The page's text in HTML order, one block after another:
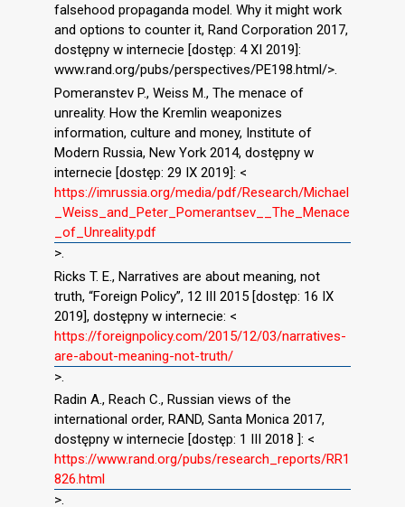
falsehood propaganda model. Why it might work
and options to counter it, Rand Corporation 2017,
dostępny w internecie [dostęp: 4 XI 2019]:
www.rand.org/pubs/perspectives/PE198.html/>.
Pomeranstev P., Weiss M., The menace of
unreality. How the Kremlin weaponizes
information, culture and money, Institute of
Modern Russia, New York 2014, dostępny w
internecie [dostęp: 29 IX 2019]: <
https://imrussia.org/media/pdf/Research/Michael
_Weiss_and_Peter_Pomerantsev__The_Menace
_of_Unreality.pdf
>.
Ricks T. E., Narratives are about meaning, not
truth, “Foreign Policy”, 12 III 2015 [dostęp: 16 IX
2019], dostępny w internecie: <
https://foreignpolicy.com/2015/12/03/narratives-
are-about-meaning-not-truth/
>.
Radin A., Reach C., Russian views of the
international order, RAND, Santa Monica 2017,
dostępny w internecie [dostęp: 1 III 2018 ]: <
https://www.rand.org/pubs/research_reports/RR1
826.html
>.